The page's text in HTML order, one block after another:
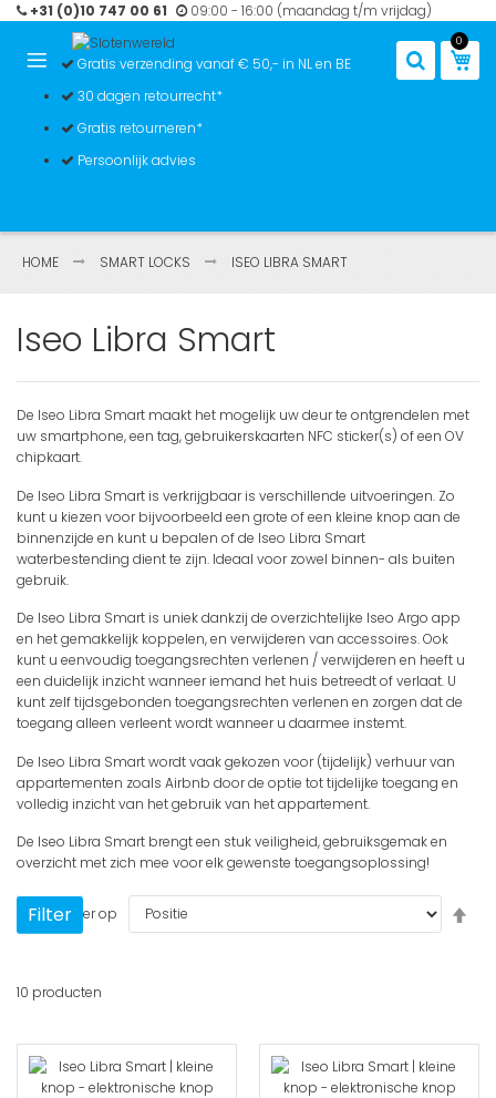
Ga
de
inhoud
+31 (0)10 747 00 61 09:00 - 16:00 (maandag t/m vrijdag)
0
Gratis verzending vanaf € 50,- in NL en BE
30 dagen retourrecht*
Gratis retourneren*
Persoonlijk advies
HOME SMART LOCKS ISEO LIBRA SMART
Iseo Libra Smart
De Iseo Libra Smart maakt het mogelijk uw deur te ontgrendelen met
uw smartphone, een tag, gebruikerskaarten NFC sticker(s) of een OV
chipkaart.
De Iseo Libra Smart is verkrijgbaar is verschillende uitvoeringen. Zo
kunt u kiezen voor bijvoorbeeld een grote of een kleine knop aan de
binnenzijde en kunt u bepalen of de Iseo Libra Smart
waterbestending dient te zijn. Ideaal voor zowel binnen- als buiten
gebruik.
De Iseo Libra Smart is uniek dankzij de overzichtelijke Iseo Argo app
en het gemakkelijk koppelen, en verwijderen van accessoires. Ook
kunt u eenvoudig toegangsrechten verlenen / verwijderen en heeft u
een duidelijk inzicht wanneer iemand het huis betreedt of verlaat. U
kunt zelf tijdsgebonden toegangsrechten verlenen en zorgen dat de
toegang alleen verleent wordt wanneer u daarmee instemt.
De Iseo Libra Smart wordt vaak gekozen voor (tijdelijk) verhuur van
appartementen zoals Airbnb door de optie tot tijdelijke toegang en
volledig inzicht van het gebruik van het appartement.
De Iseo Libra Smart brengt een stuk veiligheid, gebruiksgemak en
overzicht met zich mee voor elk gewenste toegangsoplossing!
Filter
10 producten
Sorteer op